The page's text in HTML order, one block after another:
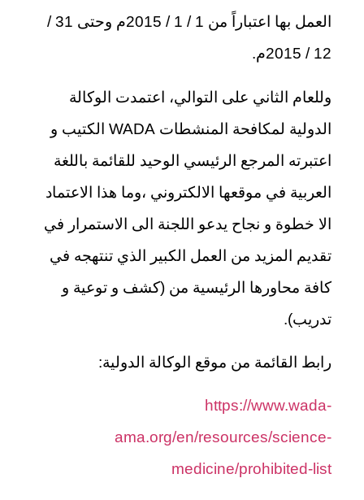
العمل بها اعتباراً من 1 / 1 / 2015م وحتى 31 /
12 / 2015م.
وللعام الثاني على التوالي، اعتمدت الوكالة
الدولية لمكافحة المنشطات WADA الكتيب و
اعتبرته المرجع الرئيسي الوحيد للقائمة باللغة
العربية في موقعها الالكتروني ،وما هذا الاعتماد
الا خطوة و نجاح يدعو اللجنة الى الاستمرار في
تقديم المزيد من العمل الكبير الذي تنتهجه في
كافة محاورها الرئيسية من (كشف و توعية و
تدريب).
رابط القائمة من موقع الوكالة الدولية:
https://www.wada-
ama.org/en/resources/science-
medicine/prohibited-list